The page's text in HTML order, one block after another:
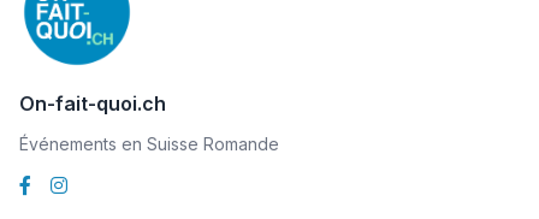
On-fait-quoi.ch
Événements en Suisse Romande